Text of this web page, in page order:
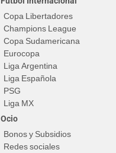
Copa Libertadores
Champions League
Copa Sudamericana
Eurocopa
Liga Argentina
Liga Española
PSG
Liga MX
Ocio
Bonos y Subsidios
Redes sociales